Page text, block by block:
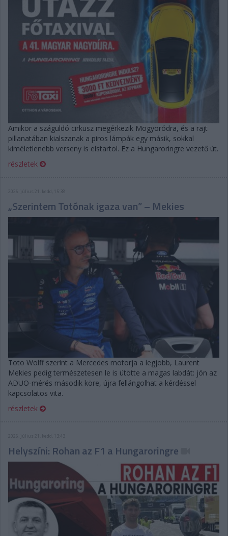
Amikor a száguldó cirkusz megérkezik Mogyoródra, és a rajt
pillanatában kialszanak a piros lámpák egy másik, sokkal
kíméletlenebb verseny is elstartol. Ez a Hungaroringre vezető út.
részletek
„Szerintem Totónak igaza van” – Mekies
Toto Wolff szerint a Mercedes motorja a legjobb, Laurent
Mekies pedig természetesen le is ütötte a magas labdát: jön az
ADUO-mérés második köre, újra fellángolhat a kérdéssel
kapcsolatos vita.
részletek
2026. július 21. kedd, 13:43
Helyszíni: Rohan az F1 a Hungaroringre